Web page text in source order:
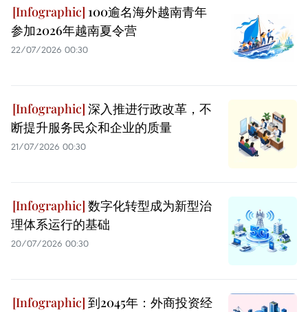
100逾名海外越南青年
参加2026年越南夏令营
22/07/2026 00:30
深入推进行政改革，不
断提升服务民众和企业的质量
21/07/2026 00:30
数字化转型成为新型治
理体系运行的基础
20/07/2026 00:30
到2045年：外商投资经